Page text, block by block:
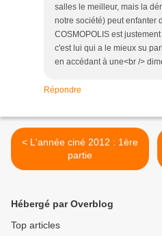
salles le meilleur, mais la
notre société) peut enfanter
COSMOPOLIS est
c'est lui qui a le mieux su
en accédant à une<br />
Répondre
< L'année ciné 2012 : 1ère
partie
Hébergé par Overblog
Top articles